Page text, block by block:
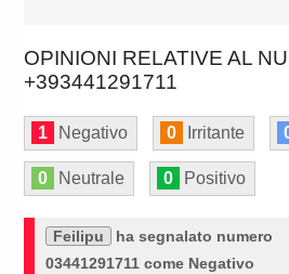
OPINIONI RELATIVE AL
+393441291711
1 Negativo 0 Irritante
0 Neutrale 0 Positivo
Feilipu
ha segnalato numero
03441291711 come Negativo